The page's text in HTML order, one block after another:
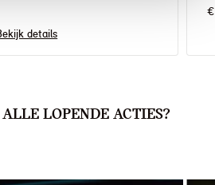
details
LOPENDE ACTIES?